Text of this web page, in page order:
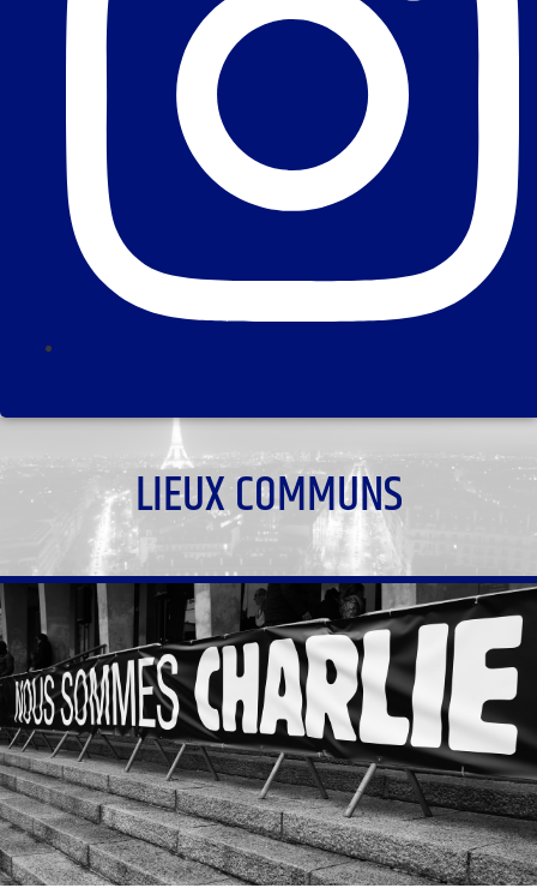
LIEUX COMMUNS